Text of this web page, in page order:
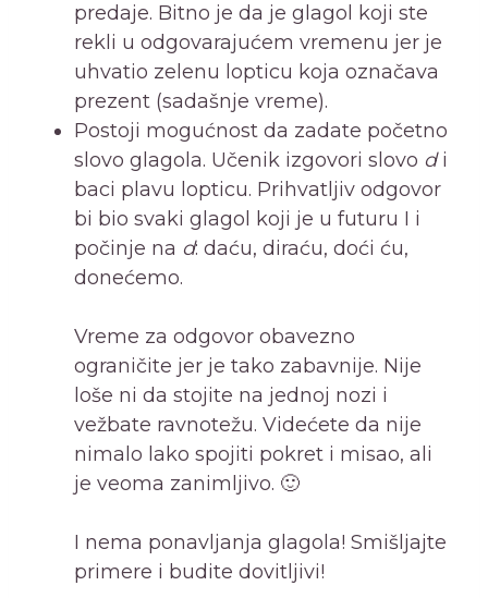
predaje. Bitno je da je glagol koji ste
rekli u odgovarajućem vremenu jer je
uhvatio zelenu lopticu koja označava
prezent (sadašnje vreme).
Postoji mogućnost da zadate početno
slovo glagola. Učenik izgovori slovo di
baci plavu lopticu. Prihvatljiv odgovor
bi bio svaki glagol koji je u futuru I i
počinje na d: daću, diraću, doći ću,
donećemo.
Vreme za odgovor obavezno
ograničite jer je tako zabavnije. Nije
loše ni da stojite na jednoj nozi i
vežbate ravnotežu. Videćete da nije
nimalo lako spojiti pokret i misao, ali
je veoma zanimljivo. 🙂
I nema ponavljanja glagola! Smišljajte
primere i budite dovitljivi!